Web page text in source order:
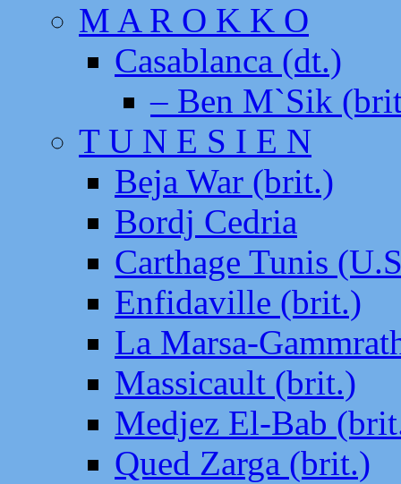
M A R O K K O
Casablanca (dt.)
– Ben M`Sik
T U N E S I E N
Beja War (brit.)
Bordj Cedria
Carthage Tunis
Enfidaville (brit.)
La Marsa-
Massicault (brit.)
Medjez El-Bab
Qued Zarga (brit.)